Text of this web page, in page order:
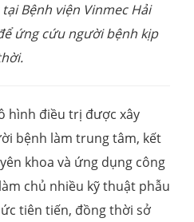
Bệnh viện Vinmec Hải
ứng cứu người bệnh kịp
hình điều trị được xây
bệnh làm trung tâm, kết
khoa và ứng dụng công
chủ nhiều kỹ thuật phẫu
tiên tiến, đồng thời sở